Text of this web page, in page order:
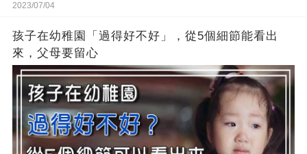
2023/07/04
孩子在幼稚園「過得好不好」，從5個細節能看出
來，父母要留心